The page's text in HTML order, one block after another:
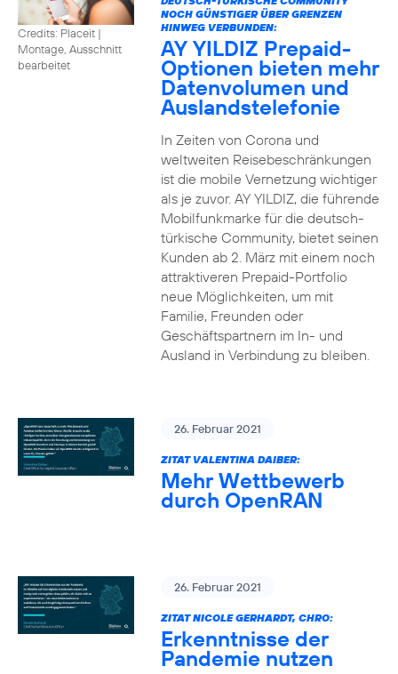
Credits: Placeit |
Montage, Ausschnitt
bearbeitet
NOCH GÜNSTIGER ÜBER GRENZEN
HINWEG VERBUNDEN:
AY YILDIZ Prepaid-
Optionen bieten mehr
Datenvolumen und
Auslandstelefonie
In Zeiten von Corona und
weltweiten Reisebeschränkungen
ist die mobile Vernetzung wichtiger
als je zuvor. AY YILDIZ, die führende
Mobilfunkmarke für die deutsch-
türkische Community, bietet seinen
Kunden ab 2. März mit einem noch
attraktiveren Prepaid-Portfolio
neue Möglichkeiten, um mit
Familie, Freunden oder
Geschäftspartnern im In- und
Ausland in Verbindung zu bleiben.
26. Februar 2021
ZITAT VALENTINA DAIBER:
Mehr Wettbewerb
durch OpenRAN
26. Februar 2021
ZITAT NICOLE GERHARDT, CHRO:
Erkenntnisse der
Pandemie nutzen